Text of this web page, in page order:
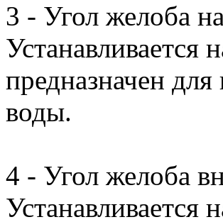
3 - Угол желоба
Устанавливается
предназначен
воды.
4 - Угол желоба
Устанавливается